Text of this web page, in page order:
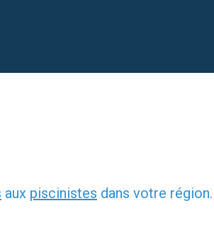
aux piscinistes dans votre région.